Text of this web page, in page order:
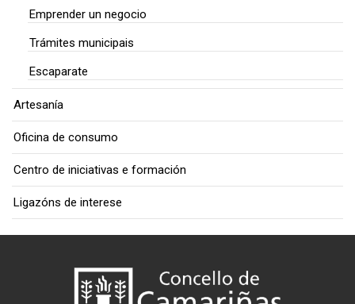
Emprender un negocio
Trámites municipais
Escaparate
Artesanía
Oficina de consumo
Centro de iniciativas e formación
Ligazóns de interese